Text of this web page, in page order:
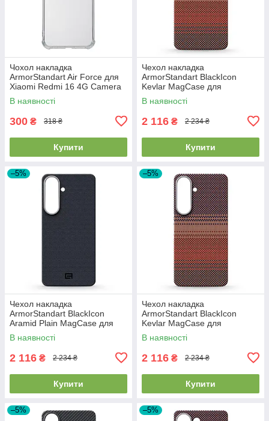
Чохол накладка
ArmorStandart Air Force для
Xiaomi Redmi 16 4G Camera
cover Clear (ARM90951)
В наявності
300 ₴ 318 ₴
Купити
Чехол накладка
ArmorStandart BlackIcon
Kevlar MagCase для
Samsung S26 Sunset
(ARM90156)
В наявності
2 116 ₴ 2 234 ₴
Купити
–5%
Чехол накладка
ArmorStandart BlackIcon
Aramid Plain MagCase для
Samsung S26 Plus Black
(ARM90165)
В наявності
2 116 ₴ 2 234 ₴
Купити
–5%
Чехол накладка
ArmorStandart BlackIcon
Kevlar MagCase для
Samsung S26 Plus Sunset
(ARM90157)
В наявності
2 116 ₴ 2 234 ₴
Купити
–5% –5%